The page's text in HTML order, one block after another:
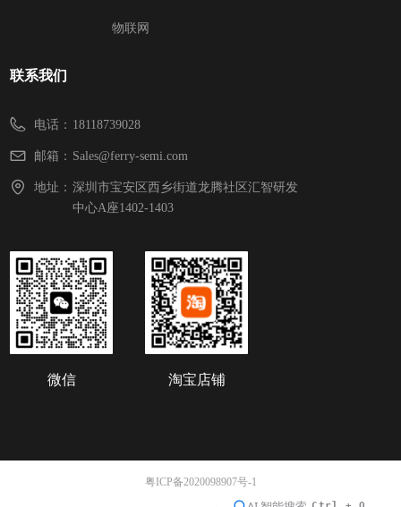
物联网
联系我们
电话： 18118739028
邮箱： Sales@ferry-semi.com
地址： 深圳市宝安区西乡街道龙腾社区汇智研发
中心A座1402-1403
微信 淘宝店铺
粤ICP备2020098907号-1